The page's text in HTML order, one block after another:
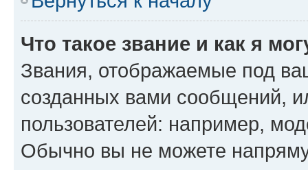
Что такое звание и как я
Звания, отображаемые под
созданных вами сообщений,
пользователей: например,
Обычно вы не можете